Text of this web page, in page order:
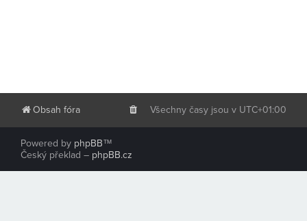
Obsah fóra Všechny časy jsou v UTC+01:00
Powered by phpBB™
Český překlad – phpBB.cz